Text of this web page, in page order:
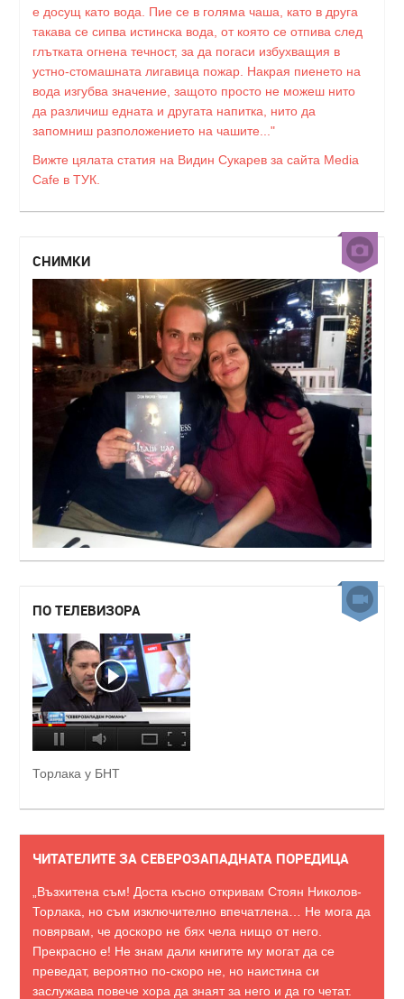
е досущ като вода. Пие се в голяма чаша, като в друга
такава се сипва истинска вода, от която се отпива след
глътката огнена течност, за да погаси избухващия в
устно-стомашната лигавица пожар. Накрая пиенето на
вода изгубва значение, защото просто не можеш нито
да различиш едната и другата напитка, нито да
запомниш разположението на чашите..."
Вижте цялата статия на Видин Сукарев за сайта Media
Cafe в ТУК.
СНИМКИ
ПО ТЕЛЕВИЗОРА
Торлака у БНТ
ЧИТАТЕЛИТЕ ЗА СЕВЕРОЗАПАДНАТА ПОРЕДИЦА
„Възхитена съм! Доста късно откривам Стоян Николов-
Торлака, но съм изключително впечатлена… Не мога да
повярвам, че доскоро не бях чела нищо от него.
Прекрасно е! Не знам дали книгите му могат да се
преведат, вероятно по-скоро не, но наистина си
заслужава повече хора да знаят за него и да го четат.